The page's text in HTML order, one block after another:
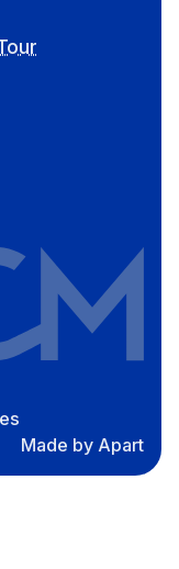
Made by Apart